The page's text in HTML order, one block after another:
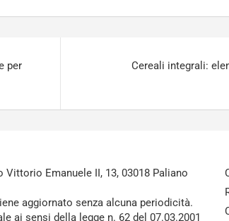
per
Cereali integrali:
Vittorio Emanuele II, 13, 03018 Paliano
aggiornato senza alcuna periodicità.
ai sensi della legge n. 62 del 07.03.2001